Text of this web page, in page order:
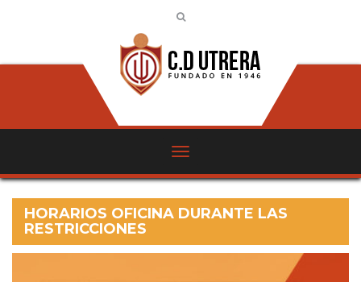
HORARIOS OFICINA DURANTE LAS
RESTRICCIONES